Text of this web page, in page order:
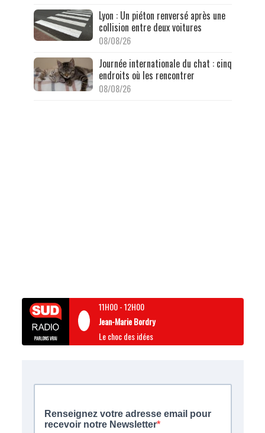
Lyon : Un piéton renversé après une
collision entre deux voitures
08/08/26
Journée internationale du chat : cinq
endroits où les rencontrer
08/08/26
11H00-12H00
Jean-Marie Bordry
Le choc des idées